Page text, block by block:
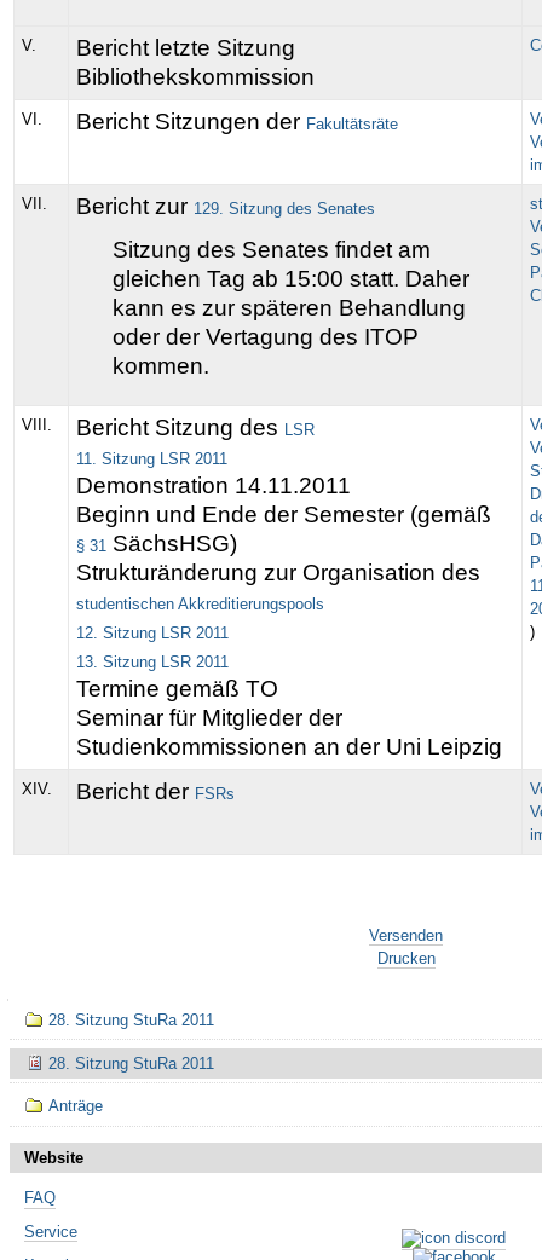
V.
Bericht letzte Sitzung
Bibliothekskommission
VI. Bericht Sitzungen der Fakultätsräte
VII. Bericht zur 129. Sitzung des Senates
Sitzung des Senates findet am
gleichen Tag ab 15:00 statt. Daher
kann es zur späteren Behandlung
oder der Vertagung des ITOP
kommen.
VIII. Bericht Sitzung des LSR
11. Sitzung LSR 2011
Demonstration 14.11.2011
Beginn und Ende der Semester (gemäß
§ 31 SächsHSG)
Strukturänderung zur Organisation des
studentischen Akkreditierungspools
12. Sitzung LSR 2011
13. Sitzung LSR 2011
Termine gemäß TO
Seminar für Mitglieder der
Studienkommissionen an der Uni Leipzig
)
XIV. Bericht der FSRs
Versenden
Drucken
Navigation
28. Sitzung StuRa 2011
28. Sitzung StuRa 2011
Anträge
Website
FAQ
Service